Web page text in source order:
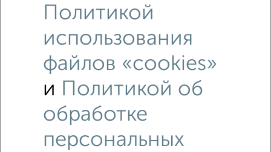
Дом 25м², 1-этажный, на длительный срок, в черте
в месяц
Собственник, 09.08.2026
Политикой
использования
файлов «cookies»
и Политикой об
обработке
персональных